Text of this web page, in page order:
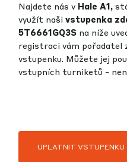
Najdete nás v Hale A1,
využít naši vstupenka
5T6661GQ3S na níže
registraci vám pořadatel
vstupenku. Můžete jej
vstupních turniketů -
UPLATNIT VSTUPENKU